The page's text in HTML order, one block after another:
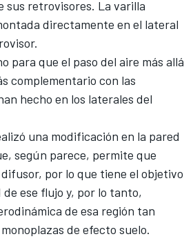
sus retrovisores. La varilla
directamente en el lateral
para que el paso del aire más allá
complementario con las
hecho en los laterales del
una modificación en la pared
según parece, permite que
por lo que tiene el objetivo
ese flujo y, por lo tanto,
de esa región tan
de efecto suelo.